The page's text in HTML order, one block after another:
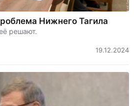
Нижнего Тагила
решают.
19.12.2024